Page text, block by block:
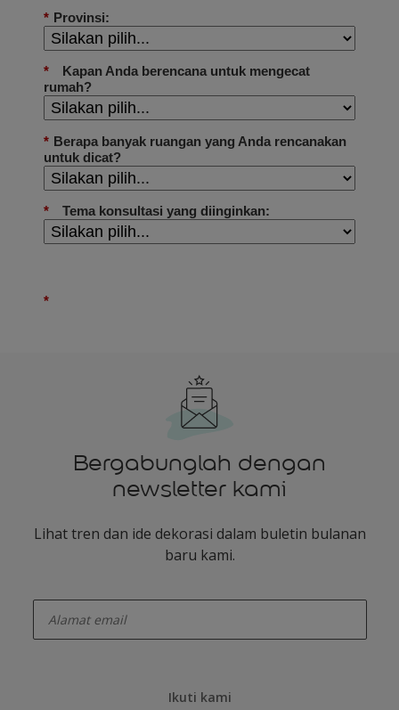
Bergabunglah dengan
newsletter kami
Lihat tren dan ide dekorasi dalam buletin bulanan
baru kami.
Ikuti kami